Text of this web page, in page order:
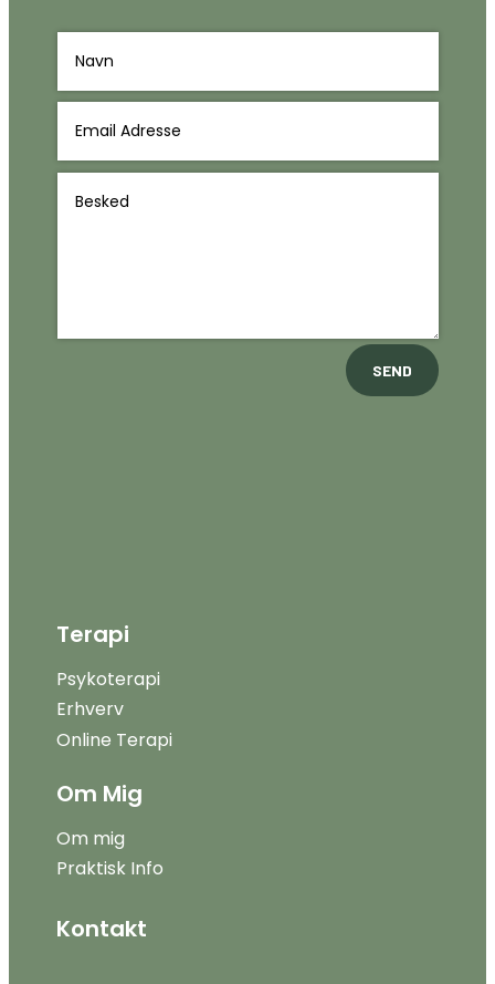
SEND
Terapi
Psykoterapi
Erhverv
Online Terapi
Om Mig
Om mig
Praktisk Info
Kontakt